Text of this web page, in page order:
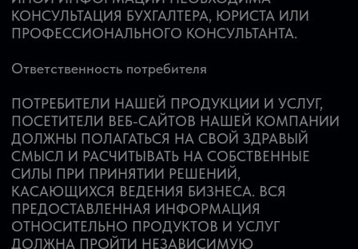
Согласно федеральному закону "О рынке ценных бумаг" от
22.04.1996N 39-ФЗ компания не осуществляет брокерскую и
дилерскую деятельность. Компания осуществляет деятельность только
по предоставлению консультационных услуг по вопросам финансового
посредничества. Все материалы на сайте носят исключительно
информационный характер и не являются указанием к действию.
Представленные данные – это только предположения, основанные на
нашем опыте. Публикуемые результаты торговли добавляются
исключительно с целью демонстрации эффективности и не являются
заявлением доходности. Прошлые результаты не гарантируют